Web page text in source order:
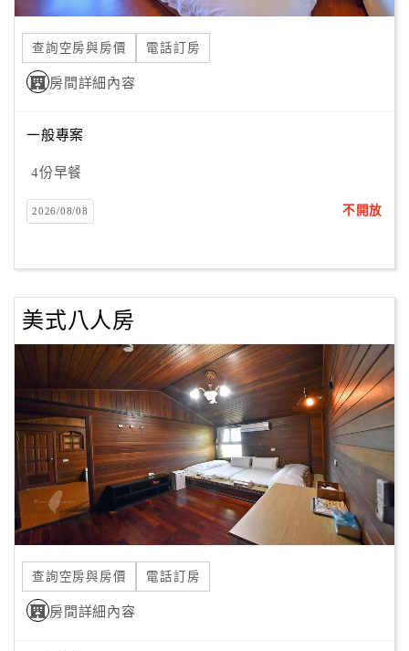
合
作
提
案
店
作
商
合
作
旅
伴
計
劃
商
品
宣
傳
查詢空房與房價 電話訂房
房間詳細內容
一般專案
4份早餐
2026/08/08 不開放
美式八人房
查詢空房與房價 電話訂房
房間詳細內容